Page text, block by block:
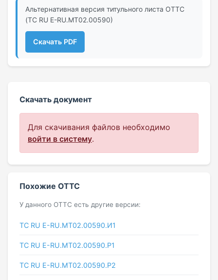
Альтернативная версия титульного листа ОТТС
(ТС RU Е-RU.МТ02.00590)
Скачать PDF
Скачать документ
Для скачивания файлов необходимо
войти в систему.
Похожие ОТТС
У данного ОТТС есть другие версии:
ТС RU Е-RU.МТ02.00590.И1
ТС RU Е-RU.МТ02.00590.Р1
ТС RU Е-RU.МТ02.00590.Р2